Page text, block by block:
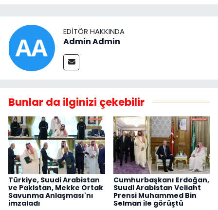
EDITÖR HAKKINDA
Admin Admin
Bunlar da ilginizi çekebilir
Türkiye, Suudi Arabistan
ve Pakistan, Mekke Ortak
Savunma Anlaşması'nı
imzaladı
Cumhurbaşkanı Erdoğan,
Suudi Arabistan Veliaht
Prensi Muhammed Bin
Selman ile görüştü